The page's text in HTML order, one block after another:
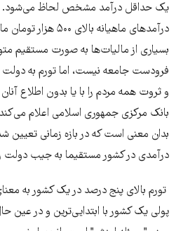
یک حداقل درآمد مشخص لحاظ می‌شود.
درآمدهای ماهیانه
بسیاری از مالیات‌ها به صورت مستقیم
فرودست جامعه نیست، اما تورم به
و ثروت همه مردم را با یا بدون اطلاع
درآمدی در کشور مستقیما به جیب دولت
تورم بالای پنج درصد در یک کشور به
پولی یک کشور با ابتدایی‌ترین و در عین